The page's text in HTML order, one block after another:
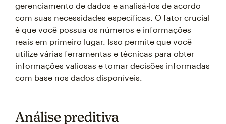
gerenciamento de dados e analisá-los de acordo
com suas necessidades específicas. O fator crucial
é que você possua os números e informações
reais em primeiro lugar. Isso permite que você
utilize várias ferramentas e técnicas para obter
informações valiosas e tomar decisões informadas
com base nos dados disponíveis.
Análise preditiva